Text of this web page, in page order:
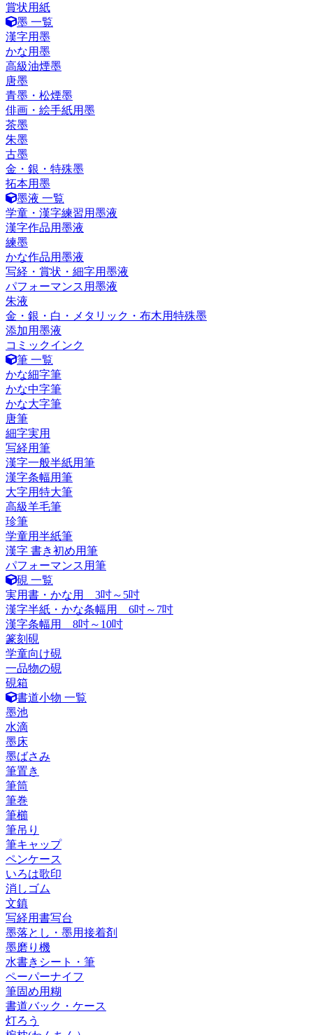
賞状用紙
墨 一覧
漢字用墨
かな用墨
高級油煙墨
唐墨
青墨・松煙墨
俳画・絵手紙用墨
茶墨
朱墨
古墨
金・銀・特殊墨
拓本用墨
墨液 一覧
学童・漢字練習用墨液
漢字作品用墨液
練墨
かな作品用墨液
写経・賞状・細字用墨液
パフォーマンス用墨液
朱液
金・銀・白・メタリック・布木用特殊墨
添加用墨液
コミックインク
筆 一覧
かな細字筆
かな中字筆
かな大字筆
唐筆
細字実用
写経用筆
漢字一般半紙用筆
漢字条幅用筆
大字用特大筆
高級羊毛筆
珍筆
学童用半紙筆
漢字 書き初め用筆
パフォーマンス用筆
硯 一覧
実用書・かな用 3吋～5吋
漢字半紙・かな条幅用 6吋～7吋
漢字条幅用 8吋～10吋
篆刻硯
学童向け硯
一品物の硯
硯箱
書道小物 一覧
墨池
水滴
墨床
墨ばさみ
筆置き
筆筒
筆巻
筆櫛
筆吊り
筆キャップ
ペンケース
いろは歌印
消しゴム
文鎮
写経用書写台
墨落とし・墨用接着剤
墨磨り機
水書きシート・筆
ペーパーナイフ
筆固め用糊
書道バック・ケース
灯ろう